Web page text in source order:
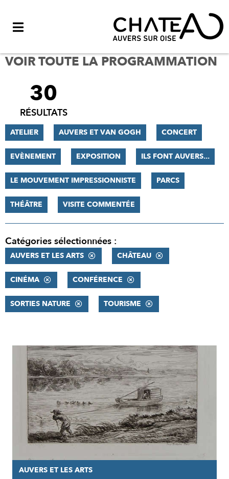
VOIR TOUTE LA PROGRAMMATION
FILTRER
RÉSULTATS
30
RÉSULTATS
ATELIER AUVERS ET VAN GOGH CONCERT
EVÈNEMENT EXPOSITION ILS FONT AUVERS...
LE MOUVEMENT IMPRESSIONNISTE PARCS
THÉÂTRE VISITE COMMENTÉE
Catégories sélectionnées :
AUVERS ET LES ARTS CHÂTEAU
CINÉMA CONFÉRENCE
SORTIES NATURE TOURISME
RÉSULTATS
AUVERS ET LES ARTS